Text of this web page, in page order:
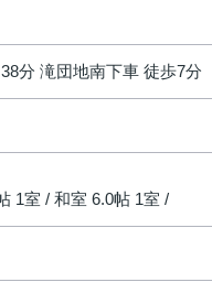
分 滝団地南下車 徒歩7分
1室 / 和室 6.0帖 1室 /